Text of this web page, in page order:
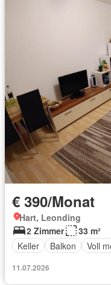
€ 390/Monat
Hart, Leonding
2 Zimmer
33 m²
Keller
Balkon Voll
11.07.2026